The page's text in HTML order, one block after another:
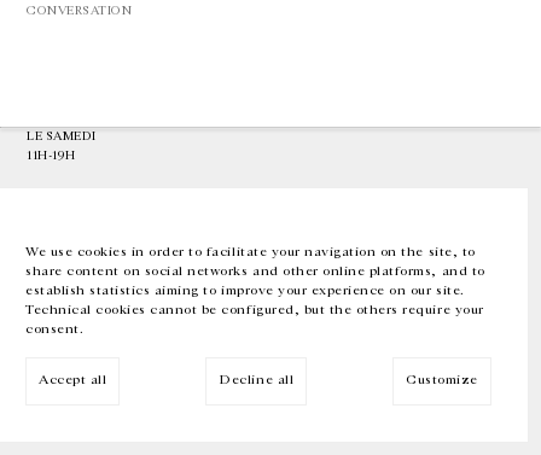
We use cookies in order to facilitate your navigation on the site, to
share content on social networks and other online platforms, and to
establish statistics aiming to improve your experience on our site.
Technical cookies cannot be configured, but the others require your
consent.
Accept all Decline all Customize
CONVERSATION
T.+33 1 42 77 38 87
LE SAMEDI
11H-19H
EN FR 中文 Facebook Instagram
Inscrivez-vous à notre newsletter